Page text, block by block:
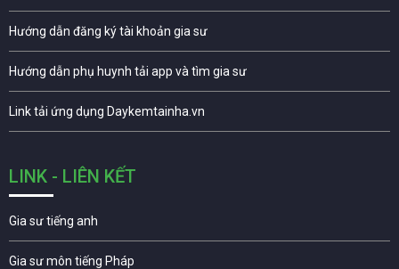
Hướng dẫn đăng ký tài khoản gia sư
Hướng dẫn phụ huynh tải app và tìm gia sư
Link tải ứng dụng Daykemtainha.vn
LINK - LIÊN KẾT
Gia sư tiếng anh
Gia sư môn tiếng Pháp